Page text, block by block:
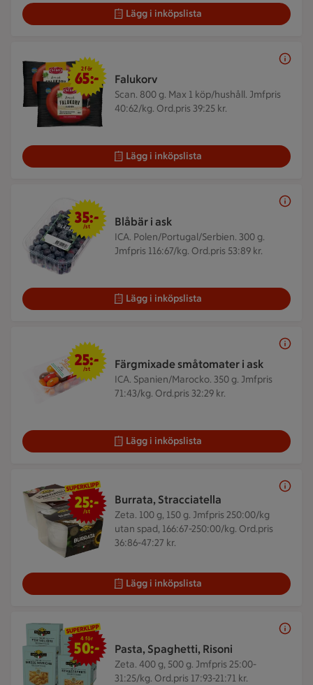
Lägg i inköpslista
Falukorv
Scan. 800 g. Max 1 köp/hushåll. Jmfpris
40:62/kg. Ord.pris 39:25 kr.
2 för 65 kr
2 för
65:-
Lägg i inköpslista
Blåbär i ask
ICA. Polen/Portugal/Serbien. 300 g.
Jmfpris 116:67/kg. Ord.pris 53:89 kr.
35 kr/st
35:-
/st
Lägg i inköpslista
Färgmixade småtomater i ask
ICA. Spanien/Marocko. 350 g. Jmfpris
71:43/kg. Ord.pris 32:29 kr.
25 kr/st
25:-
/st
Lägg i inköpslista
Burrata, Stracciatella
Zeta. 100 g, 150 g. Jmfpris 250:00/kg
utan spad, 166:67-250:00/kg. Ord.pris
36:86-47:27 kr.
25 kr/st
25:-
/st
Lägg i inköpslista
Pasta, Spaghetti, Risoni
Zeta. 400 g, 500 g. Jmfpris 25:00-
31:25/kg. Ord.pris 17:93-21:71 kr.
4 för 50 kr
4 för
50:-